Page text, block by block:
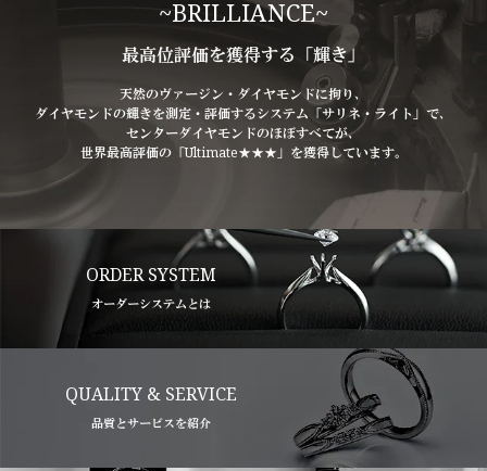
~BRILLIANCE~
最高位評価を獲得する「輝き」
天然のヴァージン・ダイヤモンドに拘り、
ダイヤモンドの輝きを測定・評価するシステム「サリネ・ライト」で、
センターダイヤモンドのほぼすべてが、
世界最高評価の「Ultimate★★★」を獲得しています。
ORDER SYSTEM
オーダーシステムとは
QUALITY & SERVICE
品質とサービスを紹介